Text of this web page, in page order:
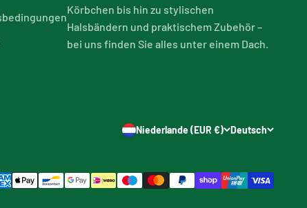
Körbchen bis hin zu stylischen
Halsbändern und praktischem Zubehör –
bei uns finden Sie alles unter einem Dach.
Niederlande (EUR €) Deutsch